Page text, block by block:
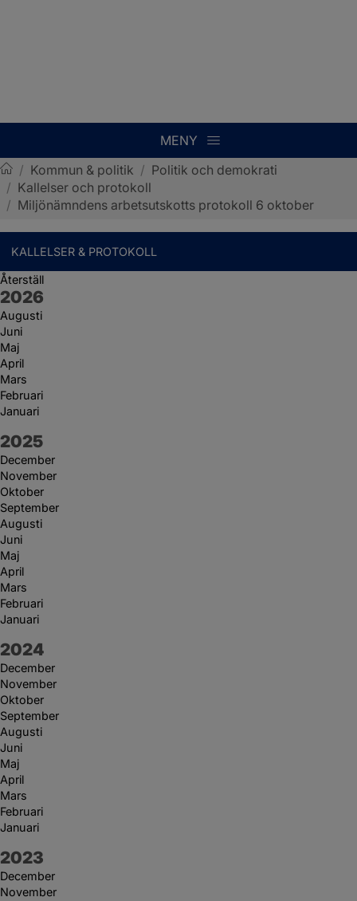
MENY
Sotenäs kommun
/ Kommun & politik / Politik och demokrati
/ Kallelser och protokoll
/ Miljönämndens arbetsutskotts protokoll 6 oktober
KALLELSER & PROTOKOLL
Återställ
År:
2026
Augusti
Juni
Maj
April
Mars
Februari
Januari
År:
2025
December
November
Oktober
September
Augusti
Juni
Maj
April
Mars
Februari
Januari
År:
2024
December
November
Oktober
September
Augusti
Juni
Maj
April
Mars
Februari
Januari
År:
2023
December
November